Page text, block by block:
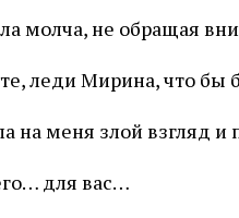
молча, не обращая
леди Мирина, что бы
меня злой взгляд и
для вас…